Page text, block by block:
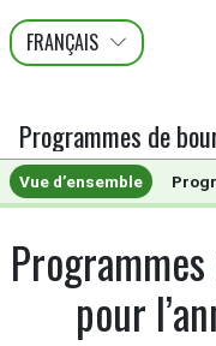
FRANÇAIS
ENGLISH
عربى
Vue d’ensemble
pour